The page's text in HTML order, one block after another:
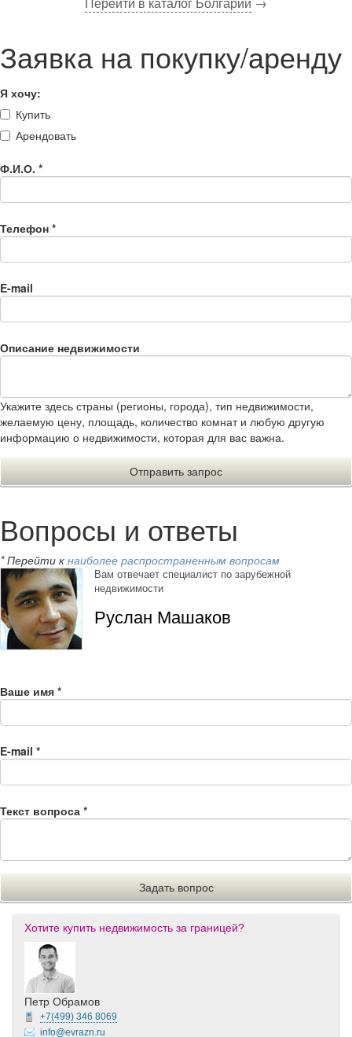
Заявка на покупку/аренду
Я хочу:
Купить
Арендовать
Ф.И.О. *
Телефон *
E-mail
Описание недвижимости
Укажите здесь страны (регионы, города), тип недвижимости,
желаемую цену, площадь, количество комнат и любую другую
информацию о недвижимости, которая для вас важна.
Вопросы и ответы
* Перейти к наиболее распространенным вопросам
Вам отвечает специалист по зарубежной
недвижимости
Руслан Машаков
Ваше имя *
E-mail *
Текст вопроса *
Хотите купить недвижимость за границей?
Петр Обрамов
+7(499) 346 8069
info@evrazn.ru